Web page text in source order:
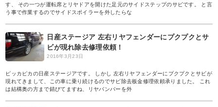
す、 その一つが運転席とリヤドアを開けた足元のサイドステップのサビです。 と言
う事で作業するのでサイドスポイラーを外したらな
日産ステージア 左右リヤフェンダーにプクプクとサ
ビが現れ除去修理依頼！
2016年3月23日
ピッカピカの日産ステージアです。 しかし 左右リヤフェンダーにプクプクとサビが
現れてきまして、この車に乗り続けるのでサビ除去板金修理依頼承りました。 これ
は結構奥の方まで錆びてますね、リヤバンパーを外